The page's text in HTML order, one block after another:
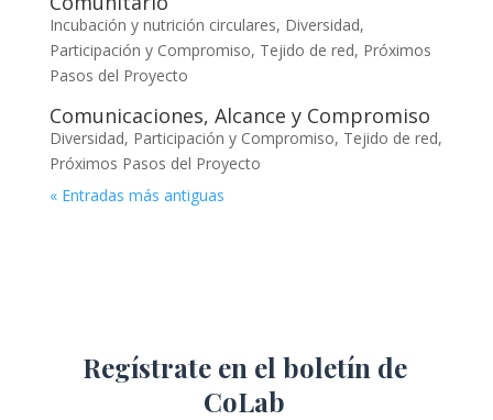
Incubación y nutrición circulares, Diversidad,
Participación y Compromiso, Tejido de red, Próximos
Pasos del Proyecto
Comunicaciones, Alcance y Compromiso
Diversidad, Participación y Compromiso, Tejido de red,
Próximos Pasos del Proyecto
« Entradas más antiguas
Regístrate en el boletín de
CoLab